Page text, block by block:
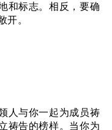
和标志。相反，要确
。
人与你一起为成员祷
祷告的榜样。当你为